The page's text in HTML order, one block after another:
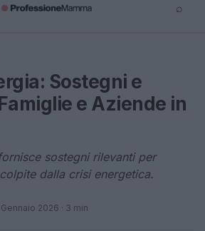
⌕
Sostegni e
e Aziende in
sostegni rilevanti per
dalla crisi energetica.
Gennaio 2026 · 3 min